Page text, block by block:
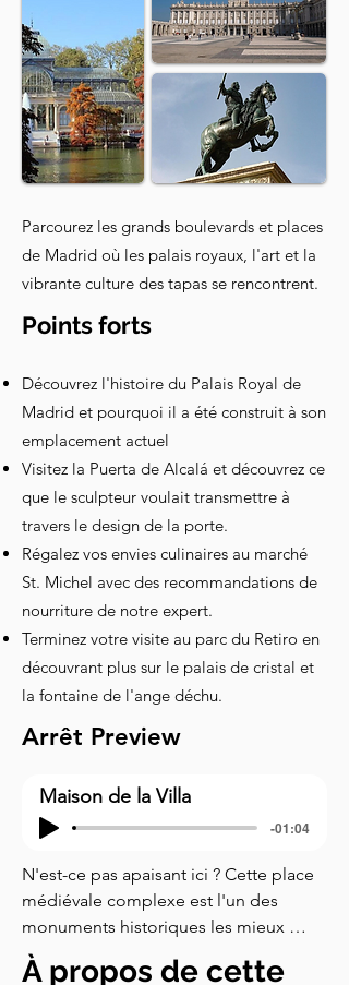
Parcourez les grands boulevards et places
de Madrid où les palais royaux, l'art et la
vibrante culture des tapas se rencontrent.
Points forts
Découvrez l'histoire du Palais Royal de
Madrid et pourquoi il a été construit à son
emplacement actuel
Visitez la Puerta de Alcalá et découvrez ce
que le sculpteur voulait transmettre à
travers le design de la porte.
Régalez vos envies culinaires au marché
St. Michel avec des recommandations de
nourriture de notre expert.
Terminez votre visite au parc du Retiro en
découvrant plus sur le palais de cristal et
la fontaine de l'ange déchu.
Arrêt Preview
Maison de la Villa
-01:04
N'est-ce pas apaisant ici ? Cette place
médiévale complexe est l'un des
monuments historiques les mieux
préservés de la ville. Elle contraste
nettement avec l'agitation typiquement
À propos de cette